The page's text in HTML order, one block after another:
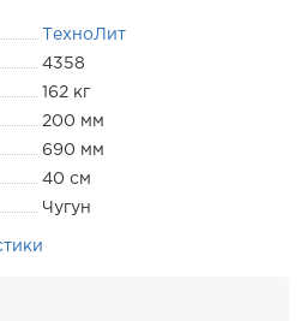
ТехноЛит
4358
162 кг
200 мм
690 мм
40 см
Чугун